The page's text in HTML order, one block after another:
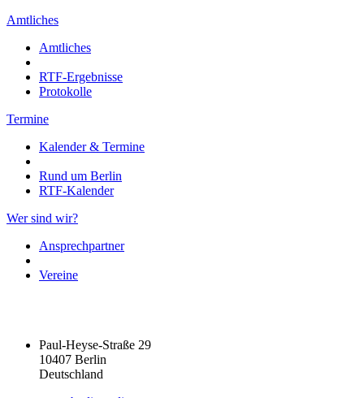
Amtliches
Amtliches
RTF-Ergebnisse
Protokolle
Termine
Kalender & Termine
Rund um Berlin
RTF-Kalender
Wer sind wir?
Ansprechpartner
Vereine
Paul-Heyse-Straße 29
10407 Berlin
Deutschland